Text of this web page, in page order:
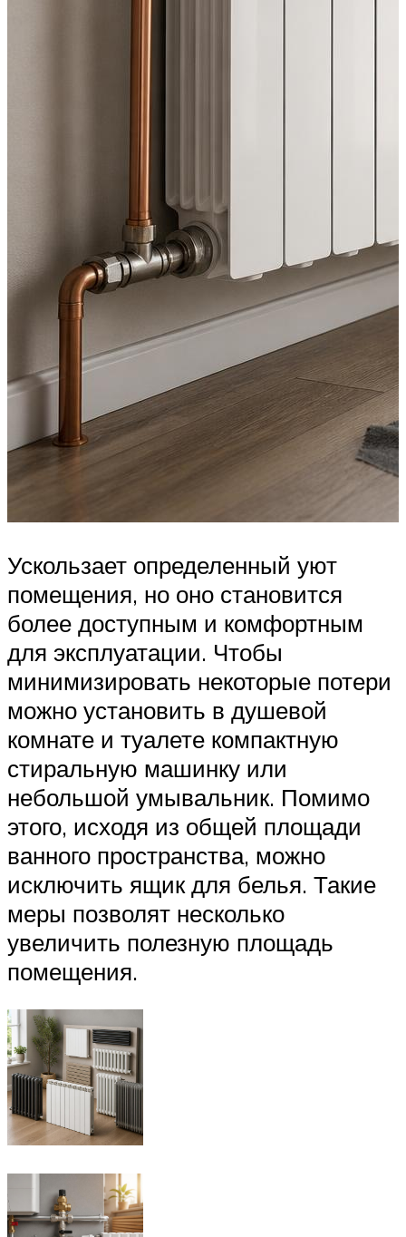
Ускользает определенный уют
помещения, но оно становится
более доступным и комфортным
для эксплуатации. Чтобы
минимизировать некоторые потери
можно установить в душевой
комнате и туалете компактную
стиральную машинку или
небольшой умывальник. Помимо
этого, исходя из общей площади
ванного пространства, можно
исключить ящик для белья. Такие
меры позволят несколько
увеличить полезную площадь
помещения.